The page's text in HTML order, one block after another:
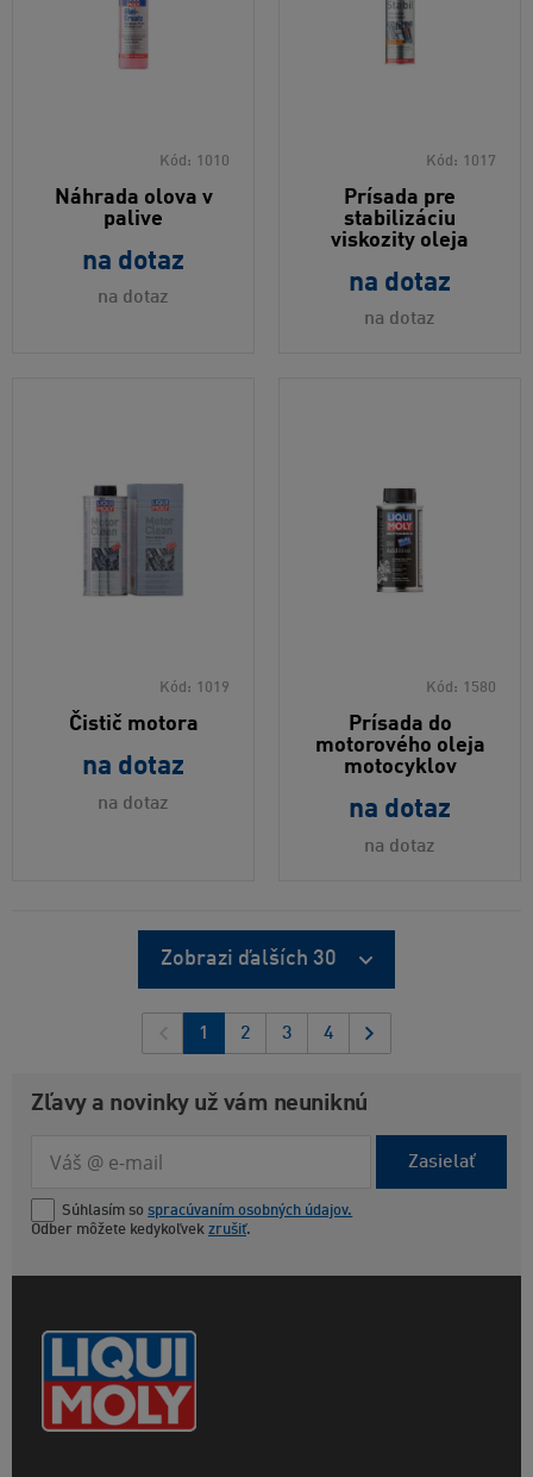
Kód: 1010
Náhrada olova v
palive
na dotaz
na dotaz
Kód: 1017
Prísada pre
stabilizáciu
viskozity oleja
na dotaz
na dotaz
Kód: 1019
Čistič motora
na dotaz
na dotaz
Kód: 1580
Prísada do
motorového oleja
motocyklov
na dotaz
na dotaz
Zobrazi ďalších 30
1 2 3 4
Zľavy a novinky už vám neuniknú
Zasielať
Súhlasím so spracúvaním osobných údajov.
Odber môžete kedykoľvek zrušiť.